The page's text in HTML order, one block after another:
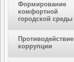
Формирование
комфортной
городской среды
Противодействие
коррупции